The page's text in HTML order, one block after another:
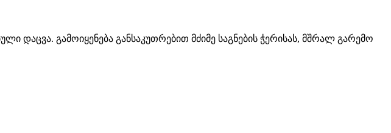
დაცვა. გამოიყენება განსაკუთრებით მძიმე საგნების ჭერისას, მშრალ გარემო